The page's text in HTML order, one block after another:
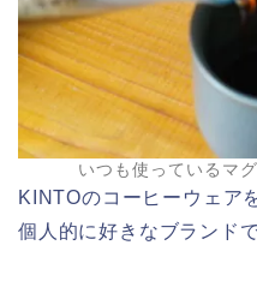
いつも使っているマ
KINTOのコーヒーウェア
個人的に好きなブランド